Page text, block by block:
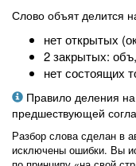
Слово объят делится
нет открытых
2 закрытых:
нет состоящих
Правило деления
предшествующей
Разбор слова сделан в
исключены ошибки. Вы